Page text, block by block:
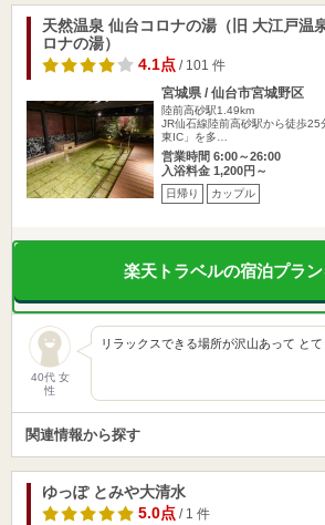
天然温泉 仙台コロナの湯（旧 大江戸温
ロナの湯）
4.1点/ 101 件
宮城県 / 仙台市宮城野区
陸前高砂駅1.49km
JR仙石線陸前高砂駅から徒歩25
東IC」を多…
営業時間 6:00～26:00
入浴料金 1,200円～
日帰り カップル
楽天トラベルの宿泊プラ
40代 女
性
リラックスできる場所が沢山あって とて
関連情報から探す
ゆっぽ とみや大清水
5.0点/ 1 件